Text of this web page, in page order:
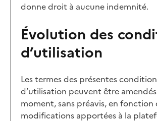
donne droit à aucune indemnité.
Évolution des
d’utilisation
Les termes des présentes
d’utilisation peuvent être
moment, sans préavis, en fonction
modifications apportées à la